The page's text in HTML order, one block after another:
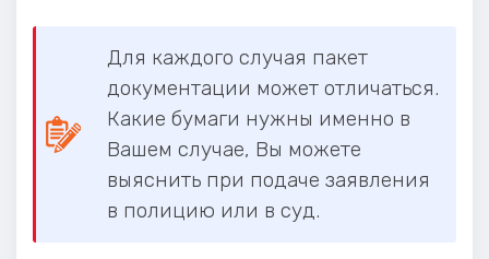
Для каждого случая пакет
документации может отличаться.
Какие бумаги нужны именно в
Вашем случае, Вы можете
выяснить при подаче заявления
в полицию или в суд.